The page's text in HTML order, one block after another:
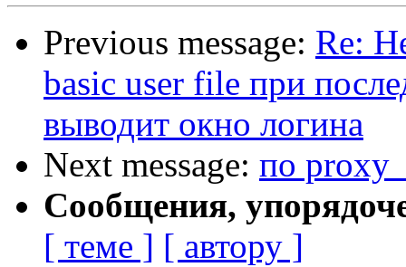
Previous message: Re:
basic user file при
выводит окно логина
Next message: по
Сообщения,
[ теме ] [ автору ]